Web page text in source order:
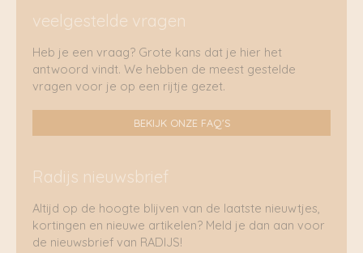
veelgestelde vragen
Heb je een vraag? Grote kans dat je hier het
antwoord vindt. We hebben de meest gestelde
vragen voor je op een rijtje gezet.
BEKIJK ONZE FAQ'S
Radijs nieuwsbrief
Altijd op de hoogte blijven van de laatste nieuwtjes,
kortingen en nieuwe artikelen? Meld je dan aan voor
de nieuwsbrief van RADIJS!